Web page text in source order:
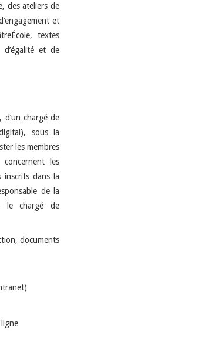
des ateliers de
et
textes
et de
d’un chargé de
sous la
les membres
les
inscrits dans la
de la
le chargé de
documents